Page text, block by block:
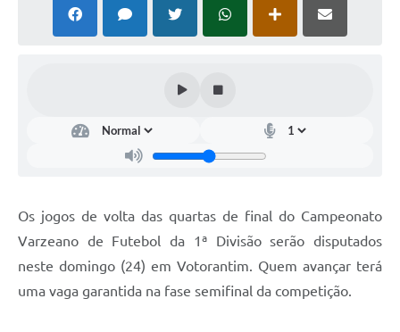
COVID - 19
Jornal (Edições anteriores)
Uso de Internet e Recursos de Informática
Guarda Civil Municipal (GCM)
Arborização urbana
Os jogos de volta das quartas de final do Campeonato
Varzeano de Futebol da 1ª Divisão serão disputados
neste domingo (24) em Votorantim. Quem avançar terá
uma vaga garantida na fase semifinal da competição.